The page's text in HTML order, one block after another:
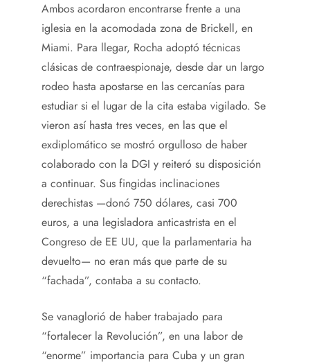
Ambos acordaron encontrarse frente a una
iglesia en la acomodada zona de Brickell, en
Miami. Para llegar, Rocha adoptó técnicas
clásicas de contraespionaje, desde dar un largo
rodeo hasta apostarse en las cercanías para
estudiar si el lugar de la cita estaba vigilado. Se
vieron así hasta tres veces, en las que el
exdiplomático se mostró orgulloso de haber
colaborado con la DGI y reiteró su disposición
a continuar. Sus fingidas inclinaciones
derechistas —donó 750 dólares, casi 700
euros, a una legisladora anticastrista en el
Congreso de EE UU, que la parlamentaria ha
devuelto— no eran más que parte de su
“fachada”, contaba a su contacto.
Se vanaglorió de haber trabajado para
“fortalecer la Revolución”, en una labor de
“enorme” importancia para Cuba y un gran